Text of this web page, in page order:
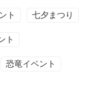
ト 七夕まつり
ト
恐竜イベント